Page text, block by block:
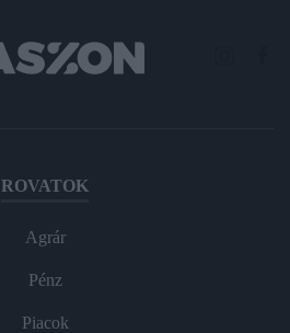
ROVATOK
Agrár
Pénz
Piacok